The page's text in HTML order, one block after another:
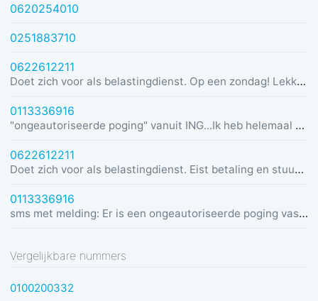
0620254010
0251883710
0622612211
Doet zich voor als belastingdienst. Op een zondag! Lekker dom
0113336916
"ongeautoriseerde poging" vanuit ING...Ik heb helemaal geen rekening bij ING :)
0622612211
Doet zich voor als belastingdienst. Eist betaling en stuurt link in bericht met dreiging van beslaglegging.
0113336916
sms met melding: Er is een ongeautoriseerde poging vastgesteld vanuit Duitsland was u dit niet? Bel de alarmlijn op 0113336916
Vergelijkbare nummers
0100200332